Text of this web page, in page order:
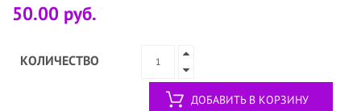
50.00 руб.
КОЛИЧЕСТВО
ДОБАВИТЬ В КОРЗИНУ